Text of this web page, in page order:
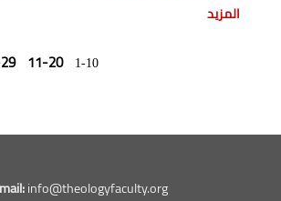
المزيد
1-10
11-20
info@theologyfaculty.org